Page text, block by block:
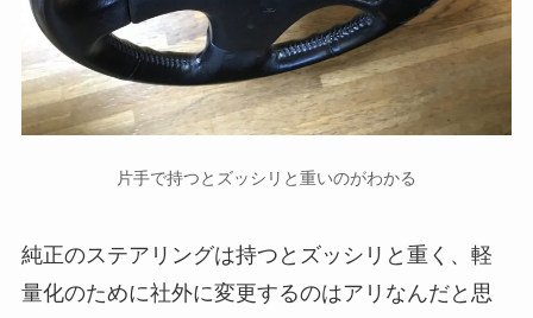
片手で持つとズッシリと重いのがわかる
純正のステアリングは持つとズッシリと重く、軽
量化のために社外に変更するのはアリなんだと思